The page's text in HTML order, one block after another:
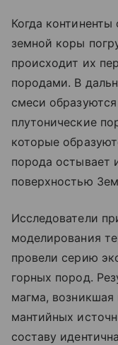
Когда
земной коры
происходит их
породами. В
смеси
плутонические
которые
порода остывает
поверхностью
Исследователи
моделирования
провели серию
горных пород.
магма,
мантийных
составу